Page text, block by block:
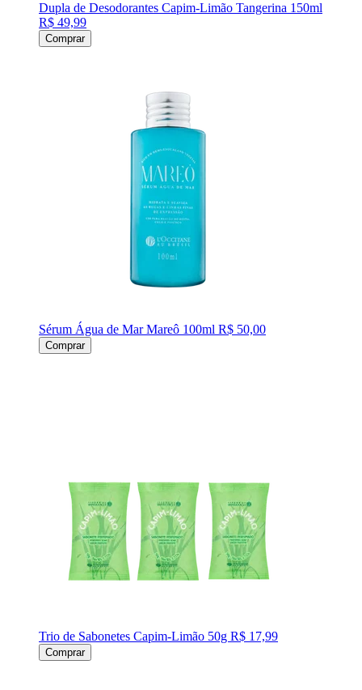
Dupla de Desodorantes Capim-Limão Tangerina 150ml
R$ 49,99
Comprar
Sérum Água de Mar Mareô 100ml R$ 50,00
Comprar
Trio de Sabonetes Capim-Limão 50g R$ 17,99
Comprar